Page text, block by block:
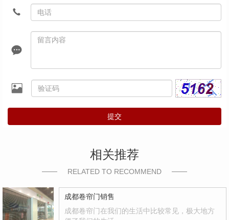
提交
相关推荐
RELATED TO RECOMMEND
成都卷帘门销售
成都卷帘门在我们的生活中比较常见，极大地方